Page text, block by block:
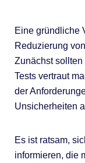
Eine gründliche
Reduzierung
Zunächst
Tests vertraut
der
Unsicherheiten
Es ist ratsam,
informieren, die